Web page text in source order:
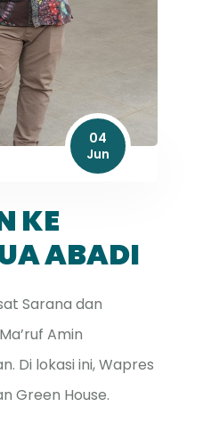
04
Jun
KE
ABADI
Sarana dan
Amin
Di lokasi ini, Wapres
Green House.